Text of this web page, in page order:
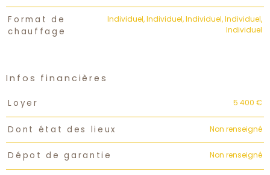
Format de
chauffage
Individuel, Individuel, Individuel, Individuel,
Individuel
Infos financières
Caractéristiques
Loyer 5 400 €
Dont état des lieux Non renseigné
Dépot de garantie Non renseigné